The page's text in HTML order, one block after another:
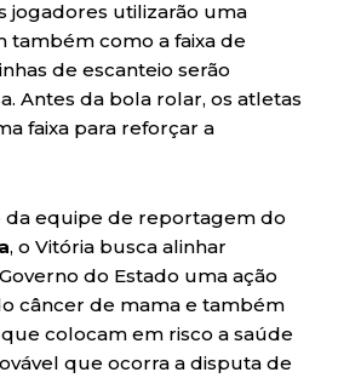
jogadores utilizarão uma
também como a faixa de
de escanteio serão
Antes da bola rolar, os atletas
faixa para reforçar a
da equipe de reportagem do
, o Vitória busca alinhar
do Estado uma ação
câncer de mama e também
colocam em risco a saúde
que ocorra a disputa de